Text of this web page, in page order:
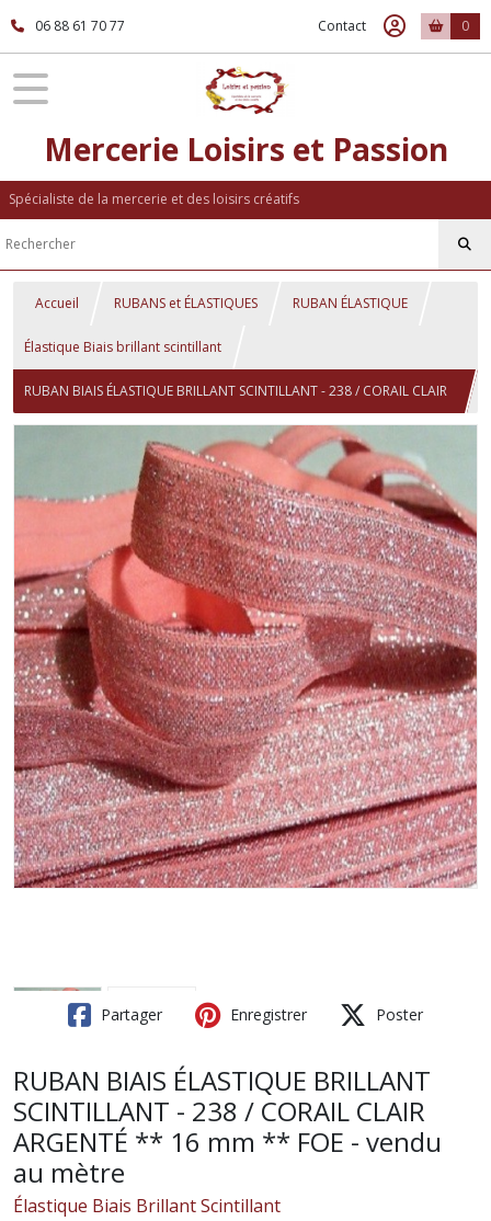
06 88 61 70 77 Contact 0
Mercerie Loisirs et Passion
Spécialiste de la mercerie et des loisirs créatifs
Accueil RUBANS et ÉLASTIQUES RUBAN ÉLASTIQUE
Élastique Biais brillant scintillant
RUBAN BIAIS ÉLASTIQUE BRILLANT SCINTILLANT - 238 / CORAIL CLAIR
ARGENTÉ ** 16 mm ** FOE - vendu au mètre
Partager Enregistrer Poster
RUBAN BIAIS ÉLASTIQUE BRILLANT
SCINTILLANT - 238 / CORAIL CLAIR
ARGENTÉ ** 16 mm ** FOE - vendu
au mètre
Élastique Biais Brillant Scintillant